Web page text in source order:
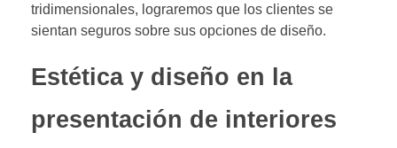
tridimensionales, lograremos que los clientes se
sientan seguros sobre sus opciones de diseño.
Estética y diseño en la
presentación de interiores